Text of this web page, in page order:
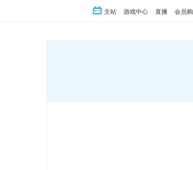
主站 游戏中心 直播 会员购